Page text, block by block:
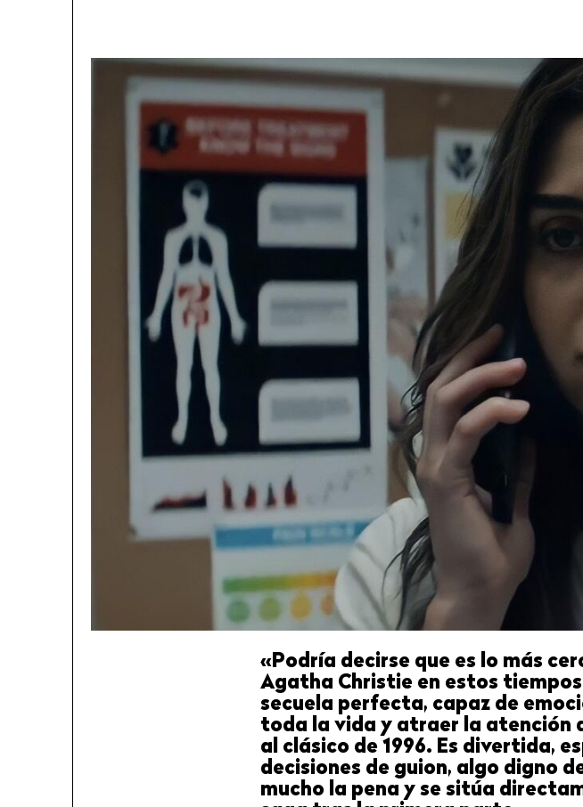
«Podría decirse que es lo más
Agatha Christie en estos
secuela perfecta, capaz de
toda la vida y atraer la atención
al clásico de 1996. Es divertida,
decisiones de guion, algo digno
mucho la pena y se sitúa